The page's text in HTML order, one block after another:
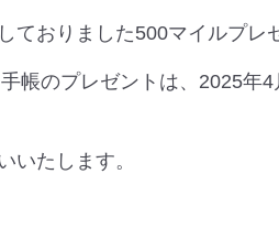
おりました500マイルプレ
帳のプレゼントは、2025
いたします。